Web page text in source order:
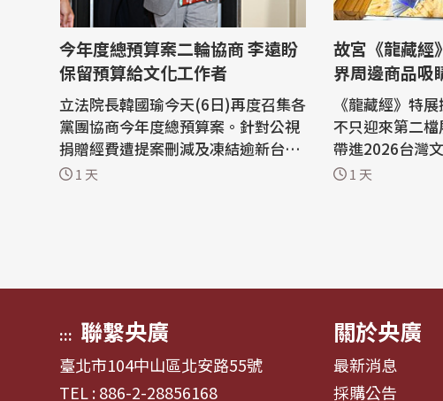
今年度總預算案二輪協商 李遠盼
保留預算給文化工作者
立法院長韓國瑜今天(6日)再度召集各
黨團協商今年度總預算案。針對公視
捐贈經費遭提案刪減及凍結逾新台幣
10億元，文化部長李遠表示，感謝各
1 天
故宮《龍藏
界周邊商品吸
《龍藏經》特
不只迎來第二
帶進2026台灣
「第零位元」為
1 天
::: 聯繫央廣
臺北市104中山區北安路55號
TEL : 886-2-28856168
關於央廣
最新消息
採購公告